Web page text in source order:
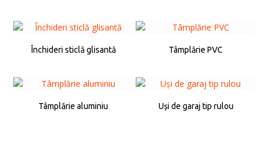
Închideri sticlă glisantă Tâmplărie PVC
Tâmplărie aluminiu Uși de garaj tip rulou